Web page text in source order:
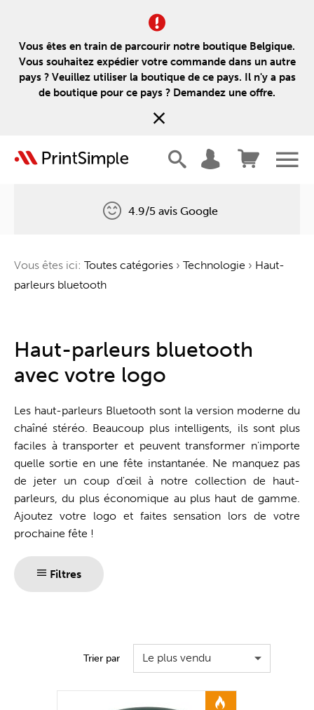
Vous êtes en train de parcourir notre boutique Belgique.
Vous souhaitez expédier votre commande dans un autre
pays ? Veuillez utiliser la boutique de ce pays. Il n'y a pas
de boutique pour ce pays ? Demandez une offre.
Un arbre pour chaque commande
4.9/5 avis Google
Vous êtes ici: Toutes catégories › Technologie › Haut-
parleurs bluetooth
Haut-parleurs bluetooth
avec votre logo
Les haut-parleurs Bluetooth sont la version moderne du
chaîné stéréo. Beaucoup plus intelligents, ils sont plus
faciles à transporter et peuvent transformer n'importe
quelle sortie en une fête instantanée. Ne manquez pas
de jeter un coup d'œil à notre collection de haut-
parleurs, du plus économique au plus haut de gamme.
Ajoutez votre logo et faites sensation lors de votre
prochaine fête !
Filtres
Trier par Le plus vendu